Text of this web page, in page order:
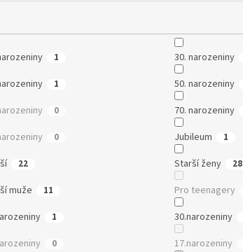
1 30. narozeniny
1 50. narozeniny
0 70. narozeniny
0 Jubileum 1
22 Starší ženy 28
muže 11 Pro teenagery
1 30.narozeniny
0 17.narozeniny